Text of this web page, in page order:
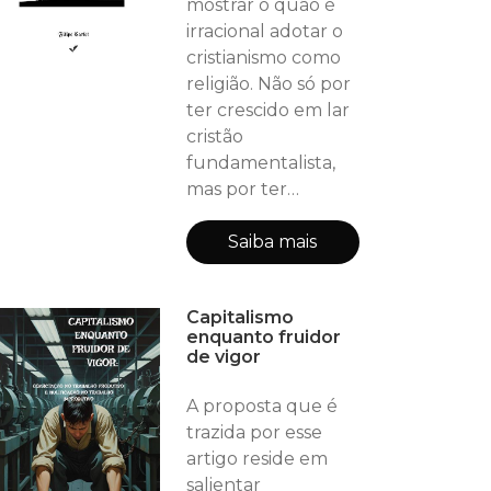
mostrar o quão é
irracional adotar o
cristianismo como
religião. Não só por
ter crescido em lar
cristão
fundamentalista,
mas por ter
diagnosticado
como uma
verdade. Os
ouvidos ao longo
dos anos
engendraram ideias
contrárias ao
cristianismo que
transbordavam em
minha mente e
Saiba mais
Capitalismo
enquanto fruidor
de vigor
A proposta que é
trazida por esse
artigo reside em
salientar